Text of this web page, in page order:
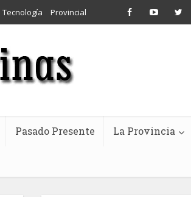
Tecnología Provincial
Pasado Presente La Provincia